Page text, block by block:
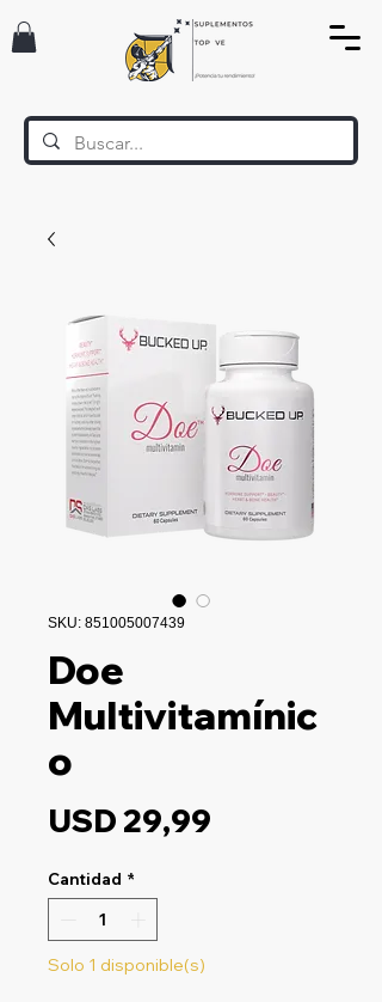
SKU: 851005007439
Doe
Multivitamínic
o
USD 29,99
Cantidad *
Solo 1 disponible(s)